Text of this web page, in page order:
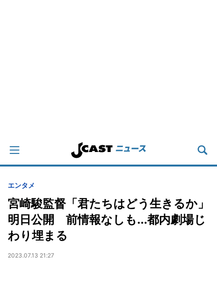
エンタメ
宮崎駿監督「君たちはどう生きるか」
明日公開 前情報なしも...都内劇場じ
わり埋まる
2023.07.13 21:27